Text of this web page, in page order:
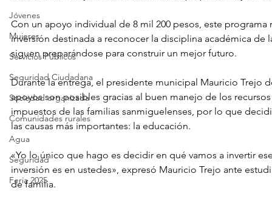
Jóvenes
Mujeres
Servicios Públicos
Seguridad Ciudadana
Sociedad organizada
Comunidades rurales
Agua
Seguridad
Feria 2025
Con un apoyo individual de 8 mil 200 pesos, este programa
inversión destinada a reconocer la disciplina académica de
siguen preparándose para construir un mejor futuro.
Durante la entrega, el presidente municipal Mauricio Trejo
apoyos son posibles gracias al buen manejo de los
impuestos de las familias sanmiguelenses, por lo que
las causas más importantes: la educación.
«Yo lo único que hago es decidir en qué vamos a invertir
inversión es en ustedes», expresó Mauricio Trejo ante
de familia.